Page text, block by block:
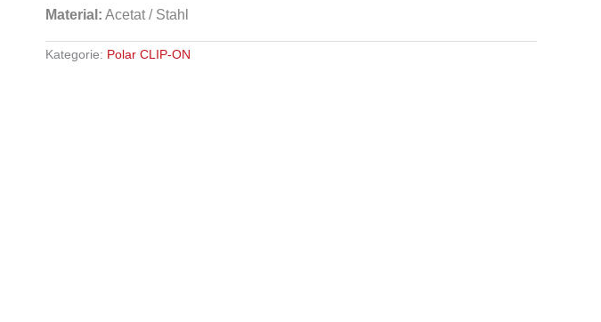
Material: Acetat / Stahl
Kategorie: Polar CLIP-ON